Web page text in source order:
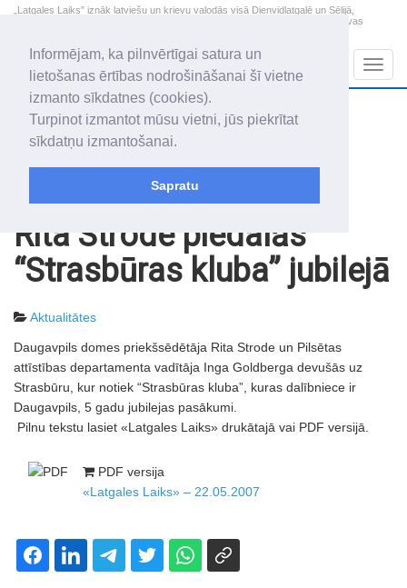
Informējam, ka pilnvērtīgai satura un
lietošanas ērtības nodrošināšanai šī vietne
izmanto sīkdatnes (cookies).
Turpinot izmantot mūsu vietni, jūs piekrītat
sīkdatņu izmantošanai.
Sapratu
„Latgales Laiks” iznāk latviešu un krievu valodās visā Dienvidlatgalē un Sēlijā,
„Latgales Laiks” latviešu valodā aptver Daugavpils valstspilsētu, Augšdaugavas
2026. gada 8. augusts
Sestdiena
Mudīte, Vladislava, Vladislavs
+17.4
Rita Strode piedalās
“Strasbūras kluba” jubilejā
Aktualitātes
Daugavpils domes priekšsēdētāja Rita Strode un Pilsētas
attīstības departamenta vadītāja Inga Goldberga devušās uz
Strasbūru, kur notiek “Strasbūras kluba”, kuras dalībniece ir
Daugavpils, 5 gadu jubilejas pasākumi.
Pilnu tekstu lasiet «Latgales Laiks» drukātajā vai PDF versijā.
PDF versija
«Latgales Laiks» – 22.05.2007